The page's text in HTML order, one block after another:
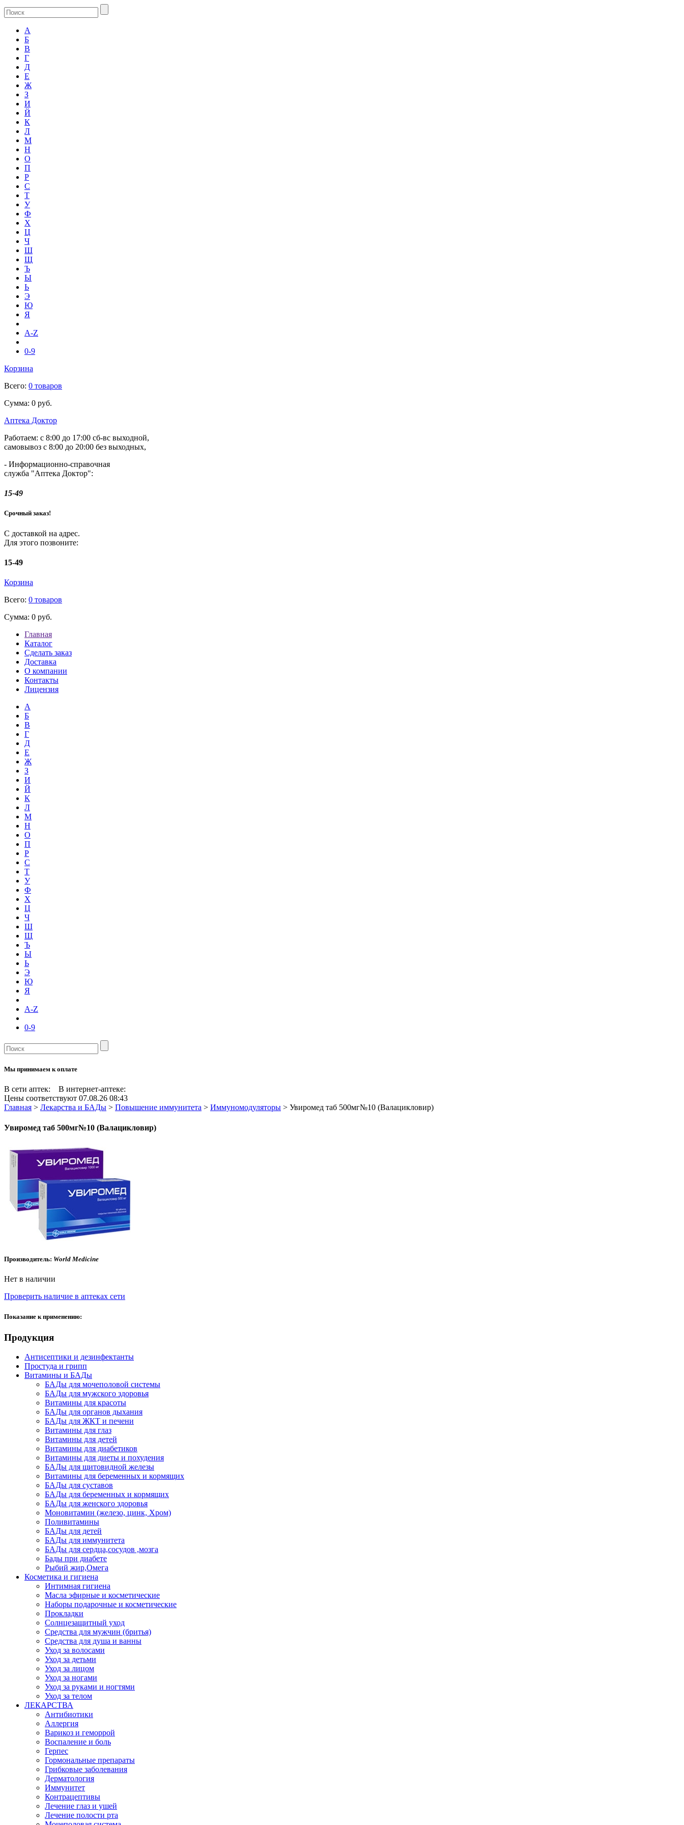
А
Б
В
Г
Д
Е
Ж
З
И
Й
К
Л
М
Н
О
П
Р
С
Т
У
Ф
Х
Ц
Ч
Ш
Щ
Ъ
Ы
Ь
Э
Ю
Я
A-Z
0-9
Корзина
Всего: 0 товаров
Сумма: 0 руб.
Аптека Доктор
Работаем: с 8:00 до 17:00 сб-вс выходной,
самовывоз с 8:00 до 20:00 без выходных,
- Информационно-справочная
служба "Аптека Доктор":
15-49
Срочный заказ!
С доставкой на адрес.
Для этого позвоните:
15-49
Корзина
Всего: 0 товаров
Сумма: 0 руб.
Главная
Каталог
Сделать заказ
Доставка
О компании
Контакты
Лицензия
А
Б
В
Г
Д
Е
Ж
З
И
Й
К
Л
М
Н
О
П
Р
С
Т
У
Ф
Х
Ц
Ч
Ш
Щ
Ъ
Ы
Ь
Э
Ю
Я
A-Z
0-9
Мы принимаем к оплате
В сети аптек:
В интернет-аптеке:
Цены соответствуют 07.08.26 08:43
Главная > Лекарства и БАДы > Повышение иммунитета > Иммуномодуляторы > Увиромед таб 500мг№10 (Валацикловир)
Увиромед таб 500мг№10 (Валацикловир)
Производитель: World Medicine
Нет в наличии
Проверить наличие в аптеках сети
Показание к применению:
Продукция
Антисептики и дезинфектанты
Простуда и грипп
Витамины и БАДы
БАДы для мочеполовой системы
БАДы для мужского здоровья
Витамины для красоты
БАДы для органов дыхания
БАДы для ЖКТ и печени
Витамины для глаз
Витамины для детей
Витамины для диабетиков
Витамины для диеты и похудения
БАДы для щитовидной железы
Витамины для беременных и кормящих
БАДы для суставов
БАДы для беременных и кормящих
БАДы для женского здоровья
Моновитамин (железо, цинк, Хром)
Поливитамины
БАДы для детей
БАДы для иммунитета
БАДы для сердца,сосудов ,мозга
Бады при диабете
Рыбий жир,Омега
Косметика и гигиена
Интимная гигиена
Масла эфирные и косметические
Наборы подарочные и косметические
Прокладки
Солнцезащитный уход
Средства для мужчин (бритья)
Средства для душа и ванны
Уход за волосами
Уход за детьми
Уход за лицом
Уход за ногами
Уход за руками и ногтями
Уход за телом
ЛЕКАРСТВА
Антибиотики
Аллергия
Варикоз и геморрой
Воспаление и боль
Герпес
Гормональные препараты
Грибковые заболевания
Дерматология
Иммунитет
Контрацептивы
Лечение глаз и ушей
Лечение полости рта